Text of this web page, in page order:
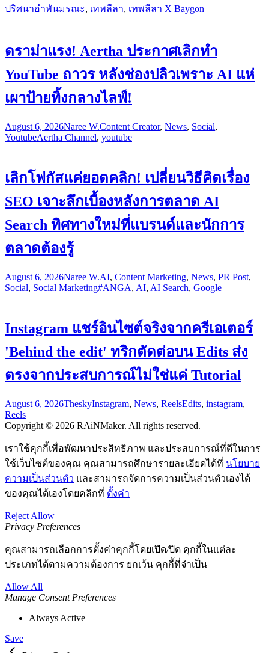
ปริศนาอำพันมรณะ, เทพลีลา, เทพลีลา X Baygon
ดราม่าแรง! Aertha ประกาศเลิกทำ
YouTube ถาวร หลังช่องปลิวเพราะ AI แห่
เผาป้ายทิ้งกลางไลฟ์!
August 6, 2026Naree W.Content Creator, News, Social,
YoutubeAertha Channel, youtube
เลิกโฟกัสแค่ยอดคลิก! เปลี่ยนวิธีคิดเรื่อง
SEO เจาะลึกเบื้องหลังการตลาด AI
Search ทิศทางใหม่ที่แบรนด์และนักการ
ตลาดต้องรู้
August 6, 2026Naree W.AI, Content Marketing, News, PR Post,
Social, Social Marketing#ANGA, AI, AI Search, Google
Instagram แชร์อินไซต์จริงจากครีเอเตอร์
'Behind the edit' ทริกตัดต่อบน Edits ส่ง
ตรงจากประสบการณ์ไม่ใช่แค่ Tutorial
August 6, 2026TheskyInstagram, News, ReelsEdits, instagram,
Reels
Copyright © 2026 RAiNMaker. All rights reserved.
เราใช้คุกกี้เพื่อพัฒนาประสิทธิภาพ และประสบการณ์ที่ดีในการ
ใช้เว็บไซต์ของคุณ คุณสามารถศึกษารายละเอียดได้ที่ นโยบาย
ความเป็นส่วนตัว และสามารถจัดการความเป็นส่วนตัวเองได้
ของคุณได้เองโดยคลิกที่ ตั้งค่า
Reject Allow
Privacy Preferences
คุณสามารถเลือกการตั้งค่าคุกกี้โดยเปิด/ปิด คุกกี้ในแต่ละ
ประเภทได้ตามความต้องการ ยกเว้น คุกกี้ที่จำเป็น
Allow All
Manage Consent Preferences
Always Active
Save